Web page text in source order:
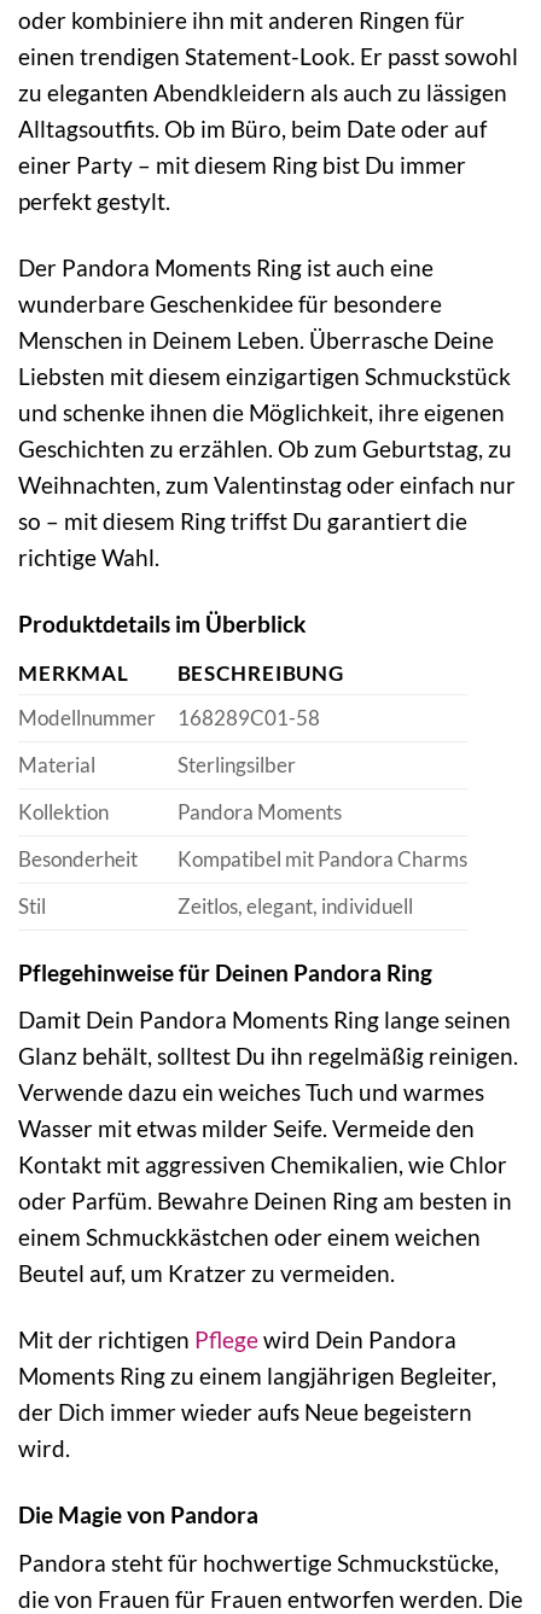
oder kombiniere ihn mit anderen Ringen für
einen trendigen Statement-Look. Er passt sowohl
zu eleganten Abendkleidern als auch zu lässigen
Alltagsoutfits. Ob im Büro, beim Date oder auf
einer Party – mit diesem Ring bist Du immer
perfekt gestylt.
Der Pandora Moments Ring ist auch eine
wunderbare Geschenkidee für besondere
Menschen in Deinem Leben. Überrasche Deine
Liebsten mit diesem einzigartigen Schmuckstück
und schenke ihnen die Möglichkeit, ihre eigenen
Geschichten zu erzählen. Ob zum Geburtstag, zu
Weihnachten, zum Valentinstag oder einfach nur
so – mit diesem Ring triffst Du garantiert die
richtige Wahl.
Produktdetails im Überblick
MERKMAL
BESCHREIBUNG
Modellnummer
168289C01-58
Material
Sterlingsilber
Kollektion
Pandora Moments
Besonderheit
Kompatibel mit Pandora Charms
Stil
Zeitlos, elegant, individuell
Pflegehinweise für Deinen Pandora Ring
Damit Dein Pandora Moments Ring lange seinen
Glanz behält, solltest Du ihn regelmäßig reinigen.
Verwende dazu ein weiches Tuch und warmes
Wasser mit etwas milder Seife. Vermeide den
Kontakt mit aggressiven Chemikalien, wie Chlor
oder Parfüm. Bewahre Deinen Ring am besten in
einem Schmuckkästchen oder einem weichen
Beutel auf, um Kratzer zu vermeiden.
Mit der richtigen Pflegewird Dein Pandora
Moments Ring zu einem langjährigen Begleiter,
der Dich immer wieder aufs Neue begeistern
wird.
Die Magie von Pandora
Pandora steht für hochwertige Schmuckstücke,
die von Frauen für Frauen entworfen werden. Die